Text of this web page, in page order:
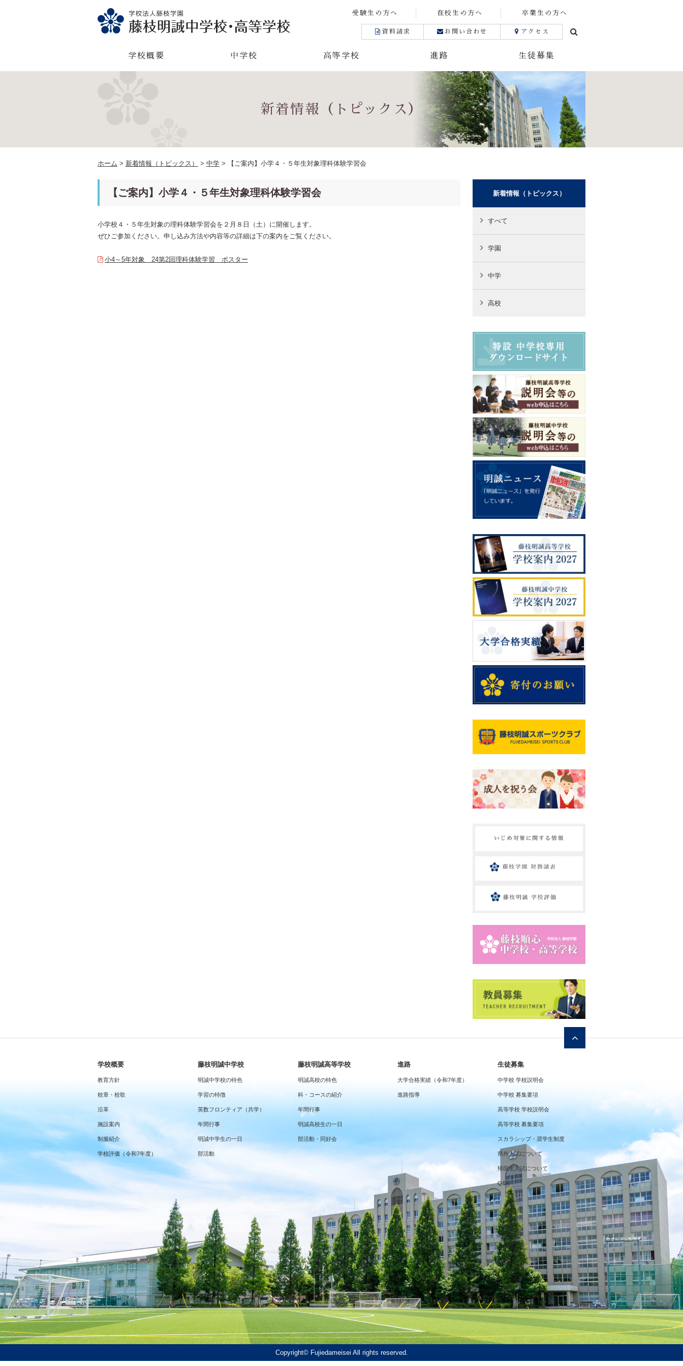
学校概要 中学校 高等学校 進路 生徒募集
受験生の方へ 在校生の方へ 卒業生の方へ
資料請求 お問い合わせ アクセス
新着情報（トピックス）
ホーム > 新着情報（トピックス） > 中学 > 【ご案内】小学４・５年生対象理科体験学習会
【ご案内】小学４・５年生対象理科体験学習会
小学校４・５年生対象の理科体験学習会を２月８日（土）に開催します。
ぜひご参加ください。申し込み方法や内容等の詳細は下の案内をご覧ください。
小4～5年対象 24第2回理科体験学習 ポスター
新着情報（トピックス）
すべて
学園
中学
高校
学校概要
教育方針
校章・校歌
沿革
施設案内
制服紹介
学校評価（令和7年度）
藤枝明誠中学校
明誠中学校の特色
学習の特徴
英数フロンティア（共学）
年間行事
明誠中学生の一日
部活動
藤枝明誠高等学校
明誠高校の特色
科・コースの紹介
年間行事
明誠高校生の一日
部活動・同好会
進路
大学合格実績（令和7年度）
進路指導
生徒募集
中学校 学校説明会
中学校 募集要項
高等学校 学校説明会
高等学校 募集要項
スカラシップ・奨学生制度
県外入試について
帰国生入試について
Q&A
Copyright© Fujiedameisei All rights reserved.